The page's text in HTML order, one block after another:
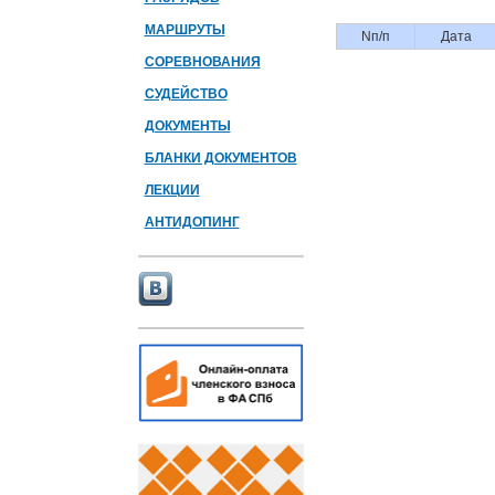
МАРШРУТЫ
СОРЕВНОВАНИЯ
СУДЕЙСТВО
ДОКУМЕНТЫ
БЛАНКИ ДОКУМЕНТОВ
ЛЕКЦИИ
АНТИДОПИНГ
Nп/п Дата